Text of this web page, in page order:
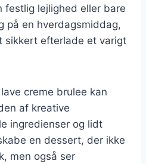
festlig lejlighed eller bare
på en hverdagsmiddag,
sikkert efterlade et varigt
creme brulee kan
af kreative
ingredienser og lidt
en dessert, der ikke
men også ser